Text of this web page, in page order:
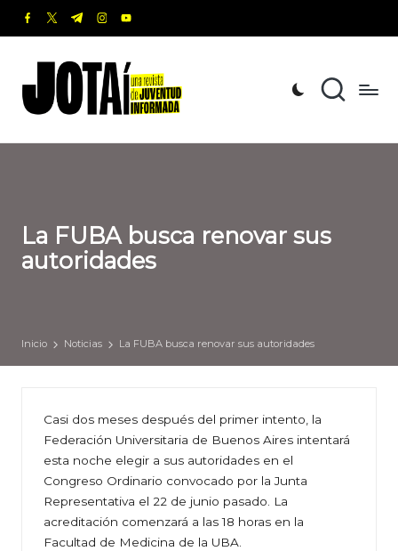
Saltar
contenido
facebook.com
twitter.com
t.me instagram.com
youtube.com
o
t
revista
de
Informada
La FUBA busca renovar sus
autoridades
Inicio Noticias La FUBA busca renovar sus autoridades
Casi dos meses después del primer intento, la
Federación Universitaria de Buenos Aires intentará
esta noche elegir a sus autoridades en el
Congreso Ordinario convocado por la Junta
Representativa el 22 de junio pasado. La
acreditación comenzará a las 18 horas en la
Facultad de Medicina de la UBA.